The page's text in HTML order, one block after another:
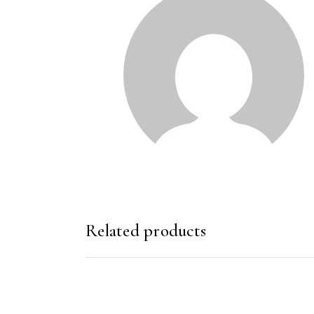
Related products